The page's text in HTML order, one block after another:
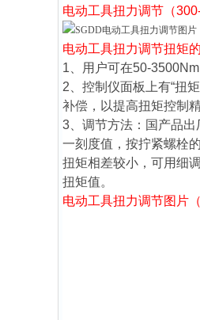
电动工具扭力调节 （
电动工具扭力调节扭矩
1、用户可在50-
2、控制仪面板上有“扭
补偿，以提高扭矩控制
3、调节方法：国产品
一刻度值，按拧紧螺栓
扭矩相差较小，可用细
扭矩值。
电动工具扭力调节图片